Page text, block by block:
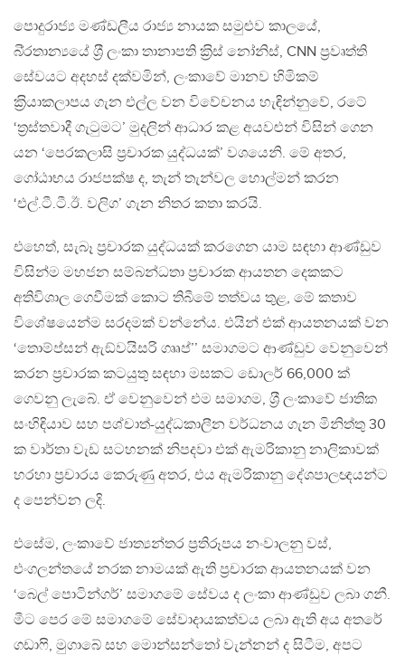
පොදුරාජ්‍ය මණ්ඩලීය රාජ්‍ය නායක සමුළුව කාලයේ,
බි‍්‍රතාන්‍යයේ ශ‍්‍රී ලංකා තානාපති ක‍්‍රිස් නෝනිස්, CNN ප‍්‍රවෘත්ති
සේවයට අදහස් දක්වමින්, ලංකාවේ මානව හිමිකම්
ක‍්‍රියාකලාපය ගැන එල්ල වන විවේචනය හැඳින්නුවේ, රටේ
‘ත‍්‍රස්තවාදී ගැටුමට’ මුදලින් ආධාර කළ අයවළුන් විසින් ගෙන
යන ‘පෙරකලාසි ප‍්‍රචාරක යුද්ධයක්’ වශයෙනි. මේ අතර,
ගෝඨාභය රාජපක්ෂ ද, තැන් තැන්වල හොල්මන් කරන
‘එල්.ටී.ටී.ඊ. වලිග’ ගැන නිතර කතා කරයි.
එහෙත්, සැබෑ ප‍්‍රචාරක යුද්ධයක් කරගෙන යාම සඳහා ආණ්ඩුව
විසින්ම මහජන සම්බන්ධතා ප‍්‍රචාරක ආයතන දෙකකට
අතිවිශාල ගෙවීමක් කොට තිබීමේ තත්වය තුළ, මේ කතාව
විශේෂයෙන්ම සරදමක් වන්නේය. එයින් එක් ආයතනයක් වන
‘තොම්ප්සන් ඇඞ්වයිසරි ගෲප්’’ සමාගමට ආණ්ඩුව වෙනුවෙන්
කරන ප‍්‍රචාරක කටයුතු සඳහා මසකට ඩොලර් 66,000 ක්
ගෙවනු ලැබේ. ඒ වෙනුවෙන් එම සමාගම, ශ‍්‍රී ලංකාවේ ජාතික
සංහිඳියාව සහ පශ්චාත්-යුද්ධකාලීන වර්ධනය ගැන මිනිත්තු 30
ක වාර්තා වැඩ සටහනක් නිපදවා එක් ඇමරිකානු නාලිකාවක්
හරහා ප‍්‍රචාරය කෙරුණු අතර, එය ඇමරිකානු දේශපාලඥයන්ට
ද පෙන්වන ලදි.
එසේම, ලංකාවේ ජාත්‍යන්තර ප‍්‍රතිරූපය නංවාලනු වස්,
එංගලන්තයේ නරක නාමයක් ඇති ප‍්‍රචාරක ආයතනයක් වන
‘බෙල් පොටින්ගර්’ සමාගමේ සේවය ද ලංකා ආණ්ඩුව ලබා ගනී.
මීට පෙර මේ සමාගමේ සේවාදායකත්වය ලබා ඇති අය අතරේ
ගඩාෆි, මුගාබේ සහ මොන්සන්තෝ වැන්නන් ද සිටීම, අපට